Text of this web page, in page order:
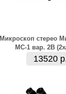
Микроскоп стерео
MC-1 вар. 2В
13520